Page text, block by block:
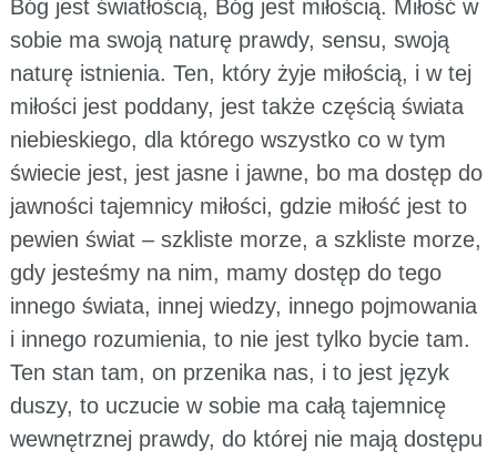
Bóg jest światłością, Bóg jest miłością. Miłość w
sobie ma swoją naturę prawdy, sensu, swoją
naturę istnienia. Ten, który żyje miłością, i w tej
miłości jest poddany, jest także częścią świata
niebieskiego, dla którego wszystko co w tym
świecie jest, jest jasne i jawne, bo ma dostęp do
jawności tajemnicy miłości, gdzie miłość jest to
pewien świat – szkliste morze, a szkliste morze,
gdy jesteśmy na nim, mamy dostęp do tego
innego świata, innej wiedzy, innego pojmowania
i innego rozumienia, to nie jest tylko bycie tam.
Ten stan tam, on przenika nas, i to jest język
duszy, to uczucie w sobie ma całą tajemnicę
wewnętrznej prawdy, do której nie mają dostępu